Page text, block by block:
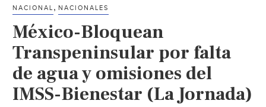
Xochimilco
bloquean
de
autopista
México-
NACIONAL ,NACIONALES
México-Bloquean
Transpeninsular por falta
de agua y omisiones del
IMSS-Bienestar (La Jornada)